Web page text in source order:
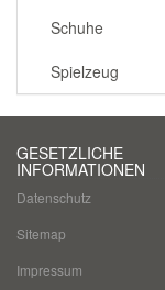
Schuhe
Spielzeug
GESETZLICHE
INFORMATIONEN
Datenschutz
Sitemap
Impressum